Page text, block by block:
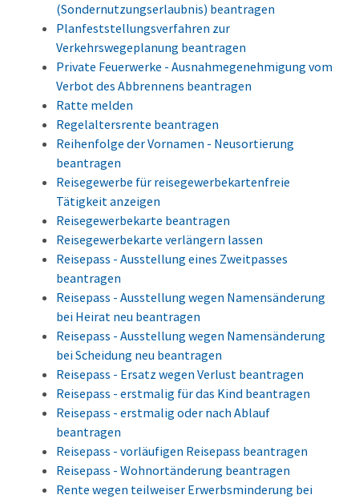
(Sondernutzungserlaubnis) beantragen
Planfeststellungsverfahren zur
Verkehrswegeplanung beantragen
Private Feuerwerke - Ausnahmegenehmigung vom
Verbot des Abbrennens beantragen
Ratte melden
Regelaltersrente beantragen
Reihenfolge der Vornamen - Neusortierung
beantragen
Reisegewerbe für reisegewerbekartenfreie
Tätigkeit anzeigen
Reisegewerbekarte beantragen
Reisegewerbekarte verlängern lassen
Reisepass - Ausstellung eines Zweitpasses
beantragen
Reisepass - Ausstellung wegen Namensänderung
bei Heirat neu beantragen
Reisepass - Ausstellung wegen Namensänderung
bei Scheidung neu beantragen
Reisepass - Ersatz wegen Verlust beantragen
Reisepass - erstmalig für das Kind beantragen
Reisepass - erstmalig oder nach Ablauf
beantragen
Reisepass - vorläufigen Reisepass beantragen
Reisepass - Wohnortänderung beantragen
Rente wegen teilweiser Erwerbsminderung bei